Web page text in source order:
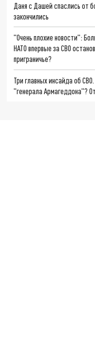
Даня с Дашей спаслись от
закончились
"Очень плохие новости":
НАТО впервые за СВО
приграничье?
Три главных инсайда об
"генерала Армагеддона"?